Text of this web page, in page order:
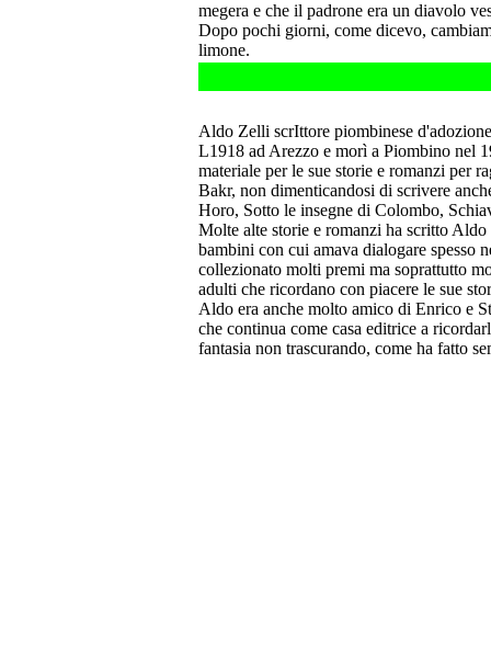
megera e che il padrone era un diavolo
Dopo pochi giorni, come dicevo,
limone.
Aldo Zelli scrIttore piombinese
L1918 ad Arezzo e morì a Piombino nel
materiale per le sue storie e romanzi per
Bakr, non dimenticandosi di scrivere
Horo, Sotto le insegne di Colombo,
Molte alte storie e romanzi ha scritto
bambini con cui amava dialogare spesso
collezionato molti premi ma soprattutto
adulti che ricordano con piacere le sue
Aldo era anche molto amico di Enrico e
che continua come casa editrice a
fantasia non trascurando, come ha fatto